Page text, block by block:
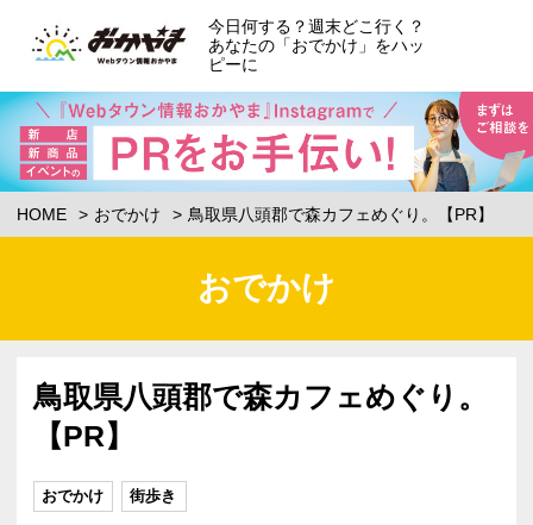
今日何する？週末どこ行く？
あなたの「おでかけ」をハッ
ピーに
HOME おでかけ 鳥取県八頭郡で森カフェめぐり。【PR】
おでかけ
鳥取県八頭郡で森カフェめぐり。
【PR】
おでかけ 街歩き